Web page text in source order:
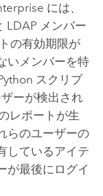
には、
LDAP メンバー
の有効期限が
いメンバーを特
スクリプ
ーが検出され
レポートが生
らのユーザーの
しているアイテ
が最後にログイ